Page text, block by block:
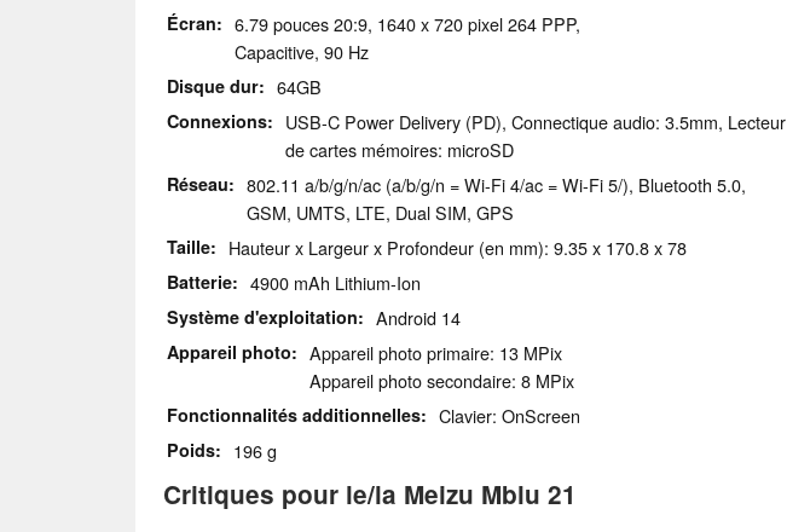
Écran
6.79 pouces 20:9, 1640 x 720 pixel 264 PPP,
Capacitive, 90 Hz
Disque dur 64GB
Connexions
USB-C Power Delivery (PD), Connectique audio: 3.5mm, Lecteur
de cartes mémoires: microSD
Réseau
802.11 a/b/g/n/ac (a/b/g/n = Wi-Fi 4/ac = Wi-Fi 5/), Bluetooth 5.0,
GSM, UMTS, LTE, Dual SIM, GPS
Taille Hauteur x Largeur x Profondeur (en mm): 9.35 x 170.8 x 78
Batterie 4900 mAh Lithium-Ion
Système d'exploitation Android 14
Appareil photo
Appareil photo primaire: 13 MPix
Appareil photo secondaire: 8 MPix
Fonctionnalités additionnelles Clavier: OnScreen
Poids 196 g
Critiques pour le/la Meizu Mblu 21